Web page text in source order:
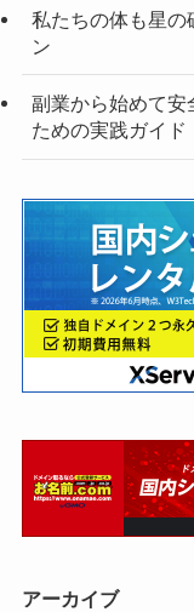
私たちの体も星の
ン
副業から始めて安
ための実践ガイド
アーカイブ